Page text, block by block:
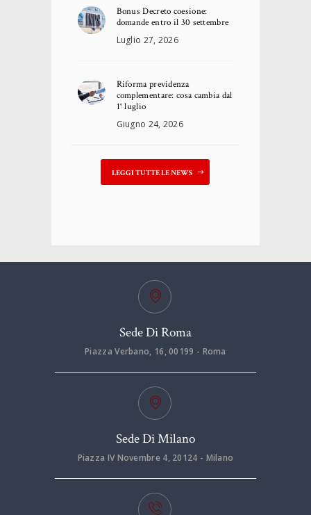
Bonus Decreto coesione:
domande entro il 30 settembre
Luglio 27, 2026
Riforma previdenza
complementare: cosa cambia dal
1° luglio
Giugno 24, 2026
LEGGI TUTTE LE NEWS
Sede Di Roma
Piazza Verbano, 16, 00199 - Roma
Sede Di Milano
Piazza IV Novembre 4, 20124 - Milano